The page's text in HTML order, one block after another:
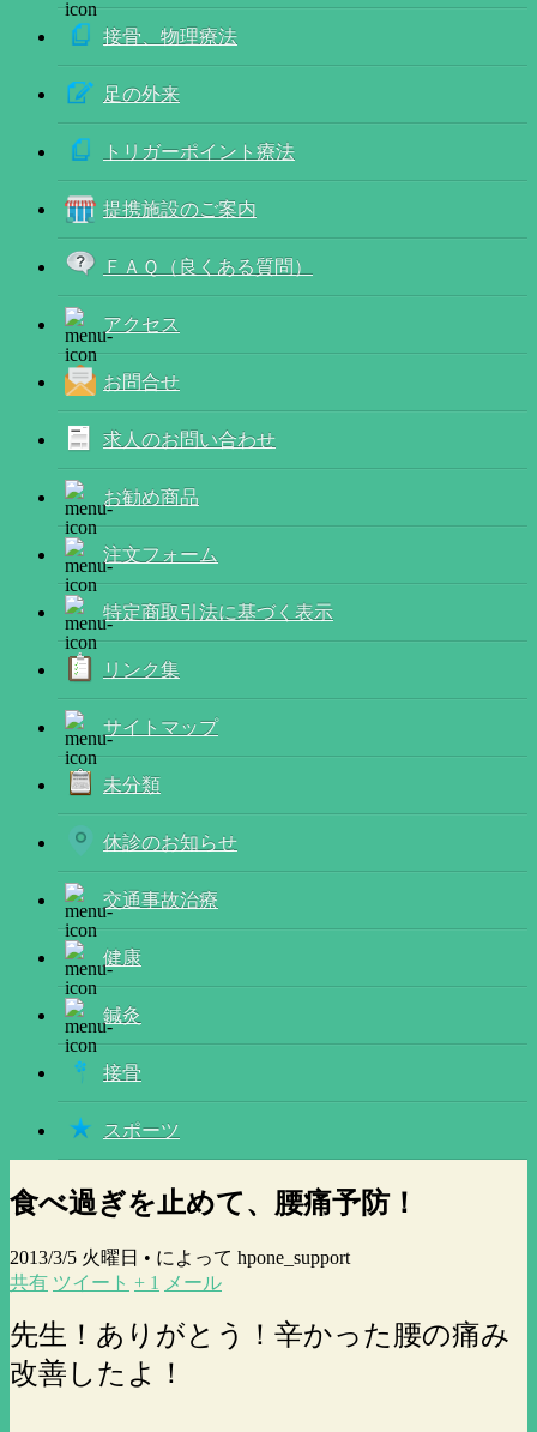
接骨、物理療法
足の外来
トリガーポイント療法
提携施設のご案内
ＦＡＱ（良くある質問）
アクセス
お問合せ
求人のお問い合わせ
お勧め商品
注文フォーム
特定商取引法に基づく表示
リンク集
サイトマップ
未分類
休診のお知らせ
交通事故治療
健康
鍼灸
接骨
スポーツ
食べ過ぎを止めて、腰痛予防！
2013/3/5 火曜日 • によって hpone_support
共有 ツイート + 1 メール
先生！ありがとう！辛かった腰の痛み
改善したよ！